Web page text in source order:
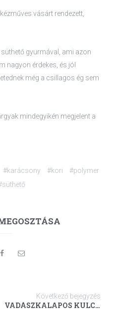
vásárt rendezett,
gyurmával, ami azon
nagyon érdekes, és jól
még a csillagos ég sem
mindegyikén megjelent a
#karácsony #kori
#polymer
Következő bejegyzés
VADÁSZKALAPOS KULCSTARTÓ